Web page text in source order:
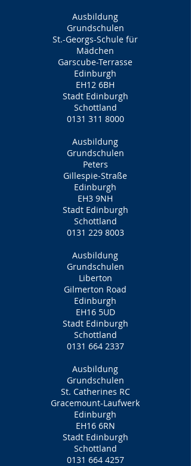
Ausbildung
Grundschulen
St.-Georgs-Schule für
Mädchen
Garscube-Terrasse
Edinburgh
EH12 6BH
Stadt Edinburgh
Schottland
0131 311 8000
Ausbildung
Grundschulen
Peters
Gillespie-Straße
Edinburgh
EH3 9NH
Stadt Edinburgh
Schottland
0131 229 8003
Ausbildung
Grundschulen
Liberton
Gilmerton Road
Edinburgh
EH16 5UD
Stadt Edinburgh
Schottland
0131 664 2337
Ausbildung
Grundschulen
St. Catherines RC
Gracemount-Laufwerk
Edinburgh
EH16 6RN
Stadt Edinburgh
Schottland
0131 664 4257